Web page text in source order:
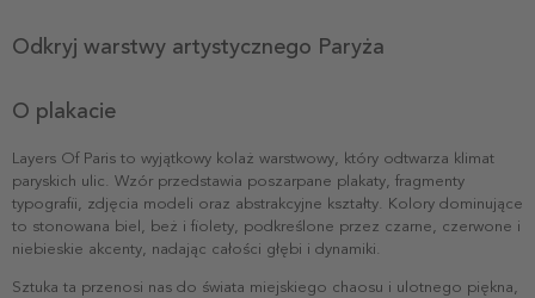
Odkryj warstwy artystycznego Paryża
O plakacie
Layers Of Paris to wyjątkowy kolaż warstwowy, który odtwarza klimat
paryskich ulic. Wzór przedstawia poszarpane plakaty, fragmenty
typografii, zdjęcia modeli oraz abstrakcyjne kształty. Kolory dominujące
to stonowana biel, beż i fiolety, podkreślone przez czarne, czerwone i
niebieskie akcenty, nadając całości głębi i dynamiki.
Sztuka ta przenosi nas do świata miejskiego chaosu i ulotnego piękna,